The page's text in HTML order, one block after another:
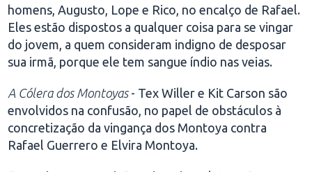
homens, Augusto, Lope e Rico, no encalço de Rafael.
Eles estão dispostos a qualquer coisa para se vingar
do jovem, a quem consideram indigno de desposar
sua irmã, porque ele tem sangue índio nas veias.
A Cólera dos Montoyas- Tex Willer e Kit Carson são
envolvidos na confusão, no papel de obstáculos à
concretização da vingança dos Montoya contra
Rafael Guerrero e Elvira Montoya.